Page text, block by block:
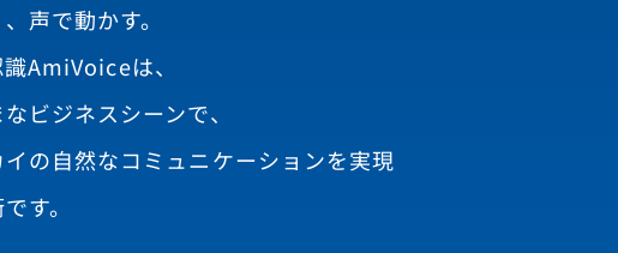
声で動かす。
AmiVoiceは、
ビジネスシーンで、
イの自然なコミュニケーションを実現
す。